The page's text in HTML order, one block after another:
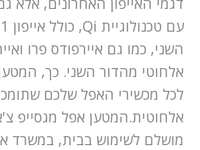
השני, כמו גם איירפודס פרו
אלחוטי מהדור השני. כך,
לכל מכשירי האפל שלכם
מושלם לשימוש בבית, במשרד או